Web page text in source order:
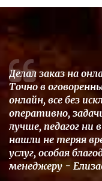
Делал заказ на
Точно в
онлайн, все без
оперативно,
лучше, педагог ни
нашли не теряя
услуг, особая
менеджеру -